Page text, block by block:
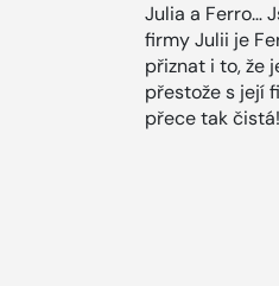
Julia a Ferro…
firmy Julii je
přiznat i to, že
přestože s její
přece tak